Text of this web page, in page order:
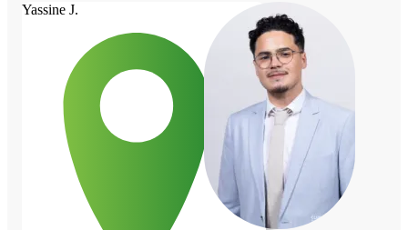
sais très bien des enfants car j'ai aussi des
petits frère et soeur de 9 et 13 ans.
N'hésitez pas à me contacter si vous êtes
intéressé par un échange de services. Je
serais heureux de discuter avec vous et de
trouver une solution qui convienne à
chacun. Merci et à bientôt !
Yassine J.